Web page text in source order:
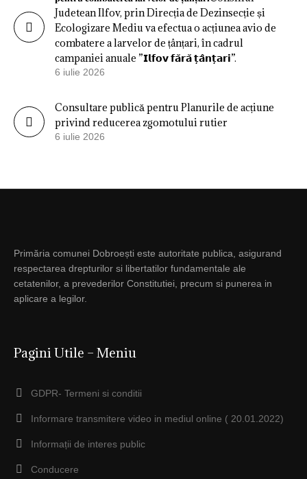
Judetean Ilfov, prin Direcția de Dezinsecție și
Ecologizare Mediu va efectua o acțiunea avio de
combatere a larvelor de țânțari, în cadrul
campaniei anuale ”𝗜𝗹𝗳𝗼𝘃 𝗳𝗮̆𝗿𝗮̆ 𝘁̦𝗮̂𝗻𝘁̦𝗮𝗿𝗶”.
6 iulie 2026
Consultare publică pentru Planurile de acțiune
privind reducerea zgomotului rutier
6 iulie 2026
Primăria comunei Dobroești este autoritate publica, asigurand
respectarea drepturilor si libertatilor fundamentale ale
cetatenilor, a prevederilor Constitutiei, precum si punerea in
aplicare a legilor.
Pagini Utile – Meniu
GDPR- Termeni si conditii
Informare transmitere video in mediul online ( 20.01.2022)
Informații de interes public
Conducere